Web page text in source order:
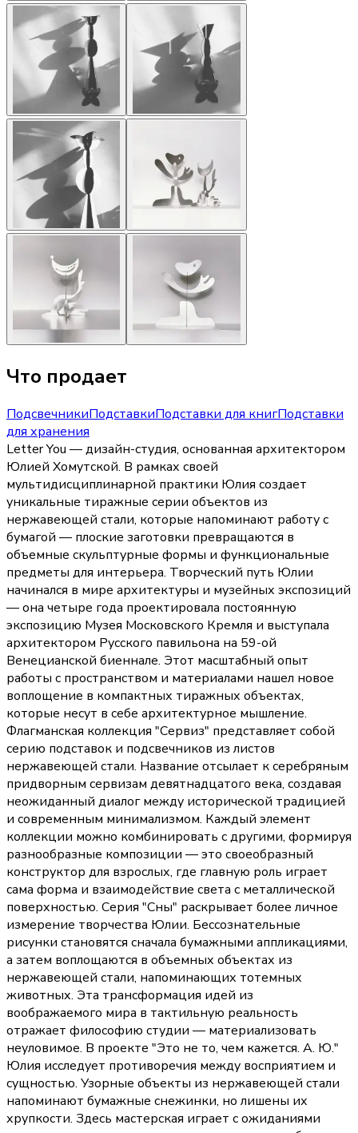
Что продает
ПодсвечникиПодставкиПодставки для книгПодставки
для хранения
Letter You — дизайн-студия, основанная архитектором
Юлией Хомутской. В рамках своей
мультидисциплинарной практики Юлия создает
уникальные тиражные серии объектов из
нержавеющей стали, которые напоминают работу с
бумагой — плоские заготовки превращаются в
объемные скульптурные формы и функциональные
предметы для интерьера. Творческий путь Юлии
начинался в мире архитектуры и музейных экспозиций
— она четыре года проектировала постоянную
экспозицию Музея Московского Кремля и выступала
архитектором Русского павильона на 59-ой
Венецианской биеннале. Этот масштабный опыт
работы с пространством и материалами нашел новое
воплощение в компактных тиражных объектах,
которые несут в себе архитектурное мышление.
Флагманская коллекция "Сервиз" представляет собой
серию подставок и подсвечников из листов
нержавеющей стали. Название отсылает к серебряным
придворным сервизам девятнадцатого века, создавая
неожиданный диалог между исторической традицией
и современным минимализмом. Каждый элемент
коллекции можно комбинировать с другими, формируя
разнообразные композиции — это своеобразный
конструктор для взрослых, где главную роль играет
сама форма и взаимодействие света с металлической
поверхностью. Серия "Сны" раскрывает более личное
измерение творчества Юлии. Бессознательные
рисунки становятся сначала бумажными аппликациями,
а затем воплощаются в объемных объектах из
нержавеющей стали, напоминающих тотемных
животных. Эта трансформация идей из
воображаемого мира в тактильную реальность
отражает философию студии — материализовать
неуловимое. В проекте "Это не то, чем кажется. А. Ю."
Юлия исследует противоречия между восприятием и
сущностью. Узорные объекты из нержавеющей стали
напоминают бумажные снежинки, но лишены их
хрупкости. Здесь мастерская играет с ожиданиями